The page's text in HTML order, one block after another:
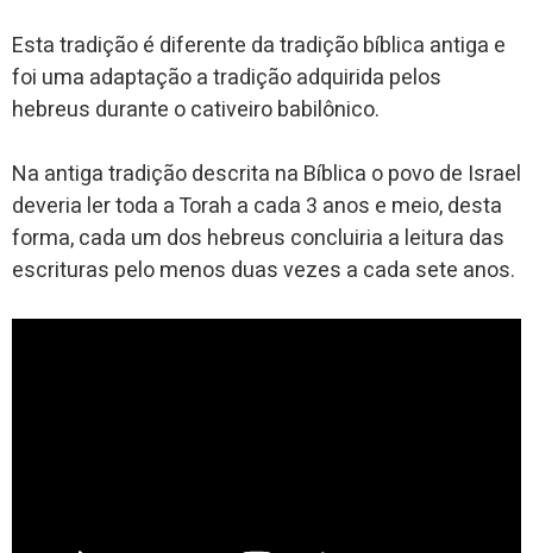
Esta tradição é diferente da tradição bíblica antiga e
foi uma adaptação a tradição adquirida pelos
hebreus durante o cativeiro babilônico.
Na antiga tradição descrita na Bíblica o povo de Israel
deveria ler toda a Torah a cada 3 anos e meio, desta
forma, cada um dos hebreus concluiria a leitura das
escrituras pelo menos duas vezes a cada sete anos.